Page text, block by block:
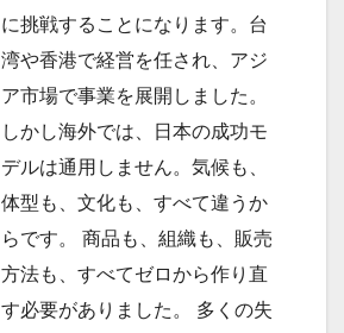
に挑戦することになります。台
湾や香港で経営を任され、アジ
ア市場で事業を展開しました。
しかし海外では、日本の成功モ
デルは通用しません。気候も、
体型も、文化も、すべて違うか
らです。 商品も、組織も、販売
方法も、すべてゼロから作り直
す必要がありました。 多くの失